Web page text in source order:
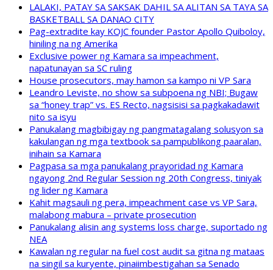
LALAKI, PATAY SA SAKSAK DAHIL SA ALITAN SA TAYA SA
BASKETBALL SA DANAO CITY
Pag-extradite kay KOJC founder Pastor Apollo Quiboloy,
hiniling na ng Amerika
Exclusive power ng Kamara sa impeachment,
napatunayan sa SC ruling
House prosecutors, may hamon sa kampo ni VP Sara
Leandro Leviste, no show sa subpoena ng NBI; Bugaw
sa “honey trap” vs. ES Recto, nagsisisi sa pagkakadawit
nito sa isyu
Panukalang magbibigay ng pangmatagalang solusyon sa
kakulangan ng mga textbook sa pampublikong paaralan,
inihain sa Kamara
Pagpasa sa mga panukalang prayoridad ng Kamara
ngayong 2nd Regular Session ng 20th Congress, tiniyak
ng lider ng Kamara
Kahit magsauli ng pera, impeachment case vs VP Sara,
malabong mabura – private prosecution
Panukalang alisin ang systems loss charge, suportado ng
NEA
Kawalan ng regular na fuel cost audit sa gitna ng mataas
na singil sa kuryente, pinaiimbestigahan sa Senado